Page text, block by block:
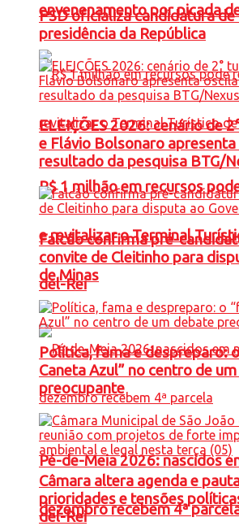
envenenamento por picada
R$ 1 milhão em recursos
e revitalizar o Terminal
del-Rei
Pé-de-Meia 2026: nascidos
dezembro recebem 4ª
PSD oficializa candidatura de
presidência da República
ELEIÇÕES 2026: cenário de
e Flávio Bolsonaro
resultado da pesquisa BTG/
Falcão confirma pré-
convite de Cleitinho para
de Minas
Política, fama e despreparo:
Caneta Azul” no centro de
preocupante
Câmara altera agenda e
prioridades e tensões
del-Rei